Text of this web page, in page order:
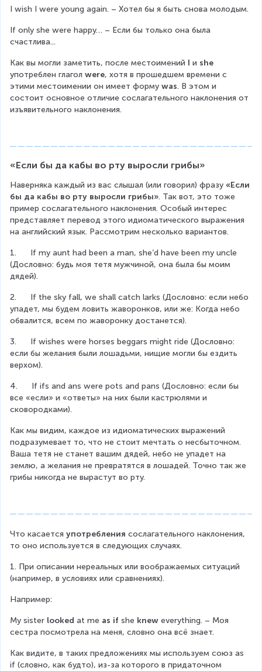
I wish I were young again. – Хотел бы я быть снова молодым.
If only she were happy… – Если бы только она была
счастлива...
Как вы могли заметить, после местоимений I и she
употреблен глагол were, хотя в прошедшем времени с
этими местоимении он имеет форму was. В этом и
состоит основное отличие сослагательного наклонения от
изъявительного наклонения.
«Если бы да кабы во рту выросли грибы»
Наверняка каждый из вас слышал (или говорил) фразу «Если
бы да кабы во рту выросли грибы». Так вот, это тоже
пример сослагательного наклонения. Особый интерес
представляет перевод этого идиоматического выражения
на английский язык. Рассмотрим несколько вариантов.
1.      If my aunt had been a man, she’d have been my uncle
(Дословно: будь моя тетя мужчиной, она была бы моим
дядей).
2.      If the sky fall, we shall catch larks (Дословно: если небо
упадет, мы будем ловить жаворонков, или же: Когда небо
обвалится, всем по жаворонку достанется).
3.      If wishes were horses beggars might ride (Дословно:
если бы желания были лошадьми, нищие могли бы ездить
верхом).
4.      If ifs and ans were pots and pans (Дословно: если бы
все «если» и «ответы» на них были кастрюлями и
сковородками).
Как мы видим, каждое из идиоматических выражений
подразумевает то, что не стоит мечтать о несбыточном.
Ваша тетя не станет вашим дядей, небо не упадет на
землю, а желания не превратятся в лошадей. Точно так же
грибы никогда не вырастут во рту.
Что касается употребления сослагательного наклонения,
то оно используется в следующих случаях.
1. При описании нереальных или воображаемых ситуаций
(например, в условиях или сравнениях).
Например:
My sister looked at me as if she knew everything. – Моя
сестра посмотрела на меня, словно она всё знает.
Как видите, в таких предложениях мы используем союз as
if (словно, как будто), из-за которого в придаточном